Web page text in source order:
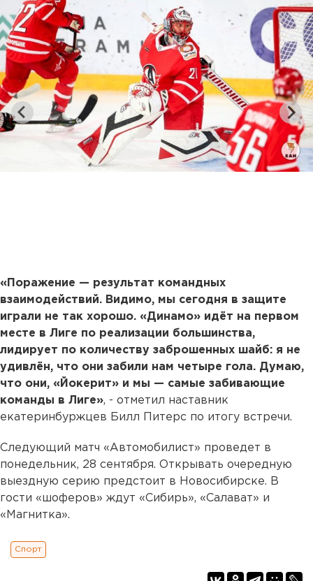
«Поражение — результат командных
взаимодействий. Видимо, мы сегодня в защите
играли не так хорошо. «Динамо» идёт на первом
месте в Лиге по реализации большинства,
лидирует по количеству заброшенных шайб: я не
удивлён, что они забили нам четыре гола. Думаю,
что они, «Йокерит» и мы — самые забивающие
команды в Лиге», - отметил наставник
екатеринбуржцев Билл Питерс по итогу встречи.
Следующий матч «Автомобилист» проведет в
понедельник, 28 сентября. Открывать очередную
выездную серию предстоит в Новосибирске. В
гости «шоферов» ждут «Сибирь», «Салават» и
«Магнитка».
Спорт